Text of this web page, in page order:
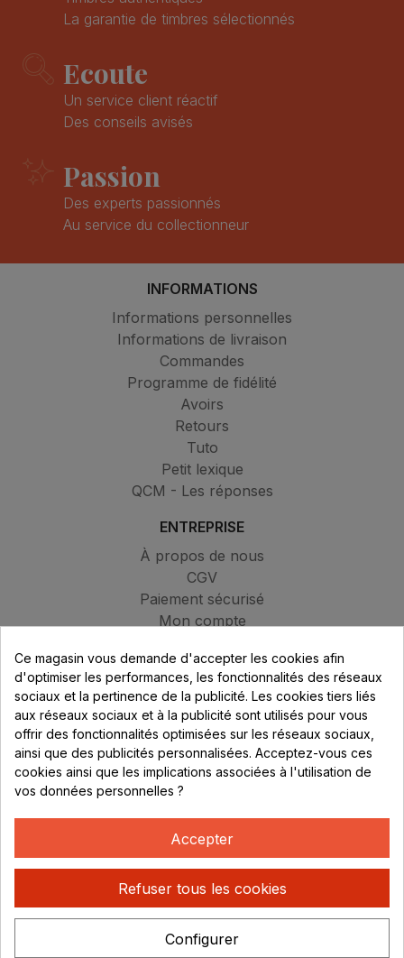
La garantie de timbres sélectionnés
Ecoute
Un service client réactif
Des conseils avisés
Passion
Des experts passionnés
Au service du collectionneur
INFORMATIONS
Informations personnelles
Informations de livraison
Commandes
Programme de fidélité
Avoirs
Retours
Tuto
Petit lexique
QCM - Les réponses
ENTREPRISE
À propos de nous
CGV
Paiement sécurisé
Mon compte
Blog
MAGASIN
313 Avenue Marcel Mérieux
Parc de Sacuny
69530 Brignais
Lundi au vendredi :
8h - 16h
uniquement sur Rendez-vous
04 78 37 00 68
Ce magasin vous demande d'accepter les cookies afin
d'optimiser les performances, les fonctionnalités des réseaux
sociaux et la pertinence de la publicité. Les cookies tiers liés
aux réseaux sociaux et à la publicité sont utilisés pour vous
offrir des fonctionnalités optimisées sur les réseaux sociaux,
ainsi que des publicités personnalisées. Acceptez-vous ces
cookies ainsi que les implications associées à l'utilisation de
vos données personnelles ?
Accepter
Refuser tous les cookies
Configurer